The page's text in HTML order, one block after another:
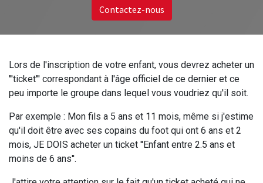
Contactez-nous
Lors de l'inscription de votre enfant, vous devrez acheter un
'''ticket''' correspondant à l'âge officiel de ce dernier et ce
peu importe le groupe dans lequel vous voudriez qu'il soit.
Par exemple : Mon fils a 5 ans et 11 mois, même si j'estime
qu'il doit être avec ses copains du foot qui ont 6 ans et 2
mois, JE DOIS acheter un ticket ''Enfant entre 2.5 ans et
moins de 6 ans''.